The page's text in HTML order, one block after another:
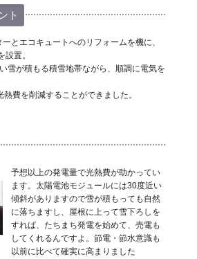
ト
とエコキュートへのリフォームを機に、
置。
雪が積もる積雪地帯ながら、順調に電気を
費を削減することができました。
予想以上の発電量で光熱費が助かってい
ます。太陽電池モジュールには30度近い
傾斜がありますので雪が積もっても自然
に落ちますし、屋根に上って雪下ろしを
すれば、たちまち発電を始めて、売電も
してくれるんですよ。節電・節水意識も
以前に比べて確実に高まりました